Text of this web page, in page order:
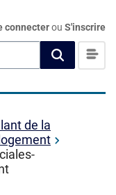
connecterou S'inscrire
de la